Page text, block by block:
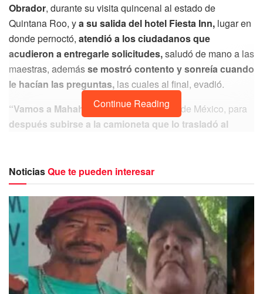
Obrador, durante su visita quincenal al estado de
Quintana Roo, ya su salida del hotel Fiesta Inn, lugar en
donde pernoctó, atendió a los ciudadanos que
acudieron a entregarle solicitudes,saludó de mano a las
maestras, ademásse mostró contento y sonreía cuando
le hacían las preguntas, las cuales al final, evadió.
“Vamos a Mahahual”, dijo el presidente de México, para
después subirse a la camioneta que lo trasladó al
supervisión de las obras de la mega obra del Tren
Maya
el estado de Quintana Roo.
Continue Reading
NoticiasQue te pueden interesar